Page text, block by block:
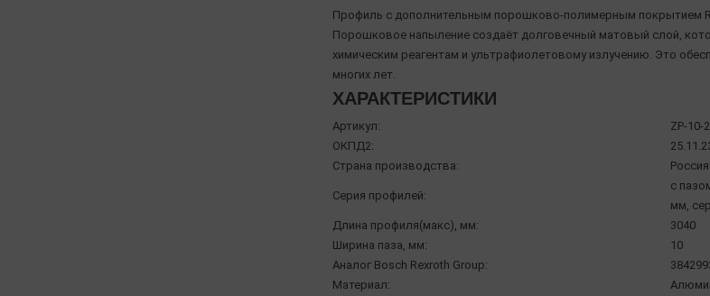
Профиль с дополнительным порошково-полимерным покрытием
Порошковое напыление создаёт долговечный матовый слой,
химическим реагентам и ультрафиолетовому излучению. Это
многих лет.
ХАРАКТЕРИСТИКИ
Артикул:
ZP-10-
ОКПД2:
Страна производства:
Россия
Серия профилей:
с
мм,
Длина профиля(макс), мм:
3040
Ширина паза, мм:
10
Аналог Bosch Rexroth Group:
Материал: